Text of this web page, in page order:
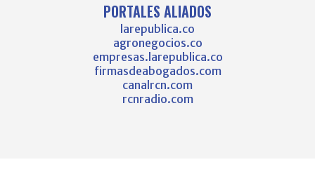
PORTALES ALIADOS
larepublica.co
agronegocios.co
empresas.larepublica.co
firmasdeabogados.com
canalrcn.com
rcnradio.com